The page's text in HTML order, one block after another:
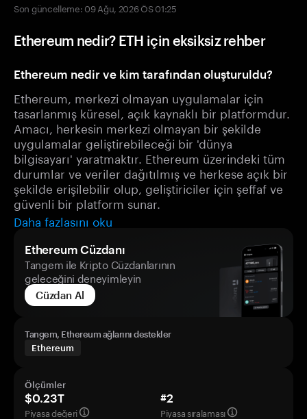
Son güncelleme: 09 Ağu, 2026 ÖS 01:25
Ethereum nedir? ETH için eksiksiz rehber
Ethereum nedir ve kim tarafından oluşturuldu?
Ethereum, merkezi olmayan uygulamalar için
tasarlanmış küresel, açık kaynaklı bir platformdur.
Amacı, herkesin merkezi olmayan bir şekilde
uygulamalar geliştirebileceği bir 'dünya
bilgisayarı' yaratmaktır. Ethereum üzerindeki tüm
durumlar ve veriler dağıtılmış ve herkese açık bir
şekilde erişilebilir olup, geliştiriciler için şeffaf ve
güvenli bir platform sunar.
Daha fazlasını oku
Ethereum Cüzdanı
Tangem ile Kripto Cüzdanlarının
geleceğini deneyimleyin
Cüzdan Al
Tangem, Ethereum ağlarını destekler
Ethereum
Ölçümler
$0.23T
Piyasa değeri
#2
Piyasa sıralaması